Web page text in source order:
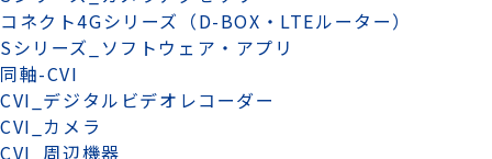
コネクト4Gシリーズ（D-BOX・LTEルーター）
Sシリーズ_ソフトウェア・アプリ
同軸-CVI
CVI_デジタルビデオレコーダー
CVI_カメラ
CVI_周辺機器